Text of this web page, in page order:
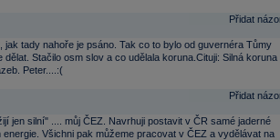
Přidat
jak tady nahoře je psáno. Tak co to bylo od guvernéra Tůmy
Stačilo osm slov a co udělala koruna.Cituji: Silná koruna
Peter....:(
Přidat
jen silní" .... můj ČEZ. Navrhuji postavit v ČR samé jaderné
Všichni pak můžeme pracovat v ČEZ a vydělávat na